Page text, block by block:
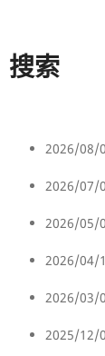
搜索
2026/08/
2026/07/
2026/05/
2026/04/
2026/03/
2025/12/